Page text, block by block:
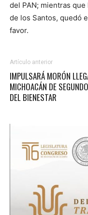
del PAN; mientras
de los Santos, quedó
favor.
Artículo anterior
IMPULSARÁ MORÓN
MICHOACÁN DE
DEL BIENESTAR